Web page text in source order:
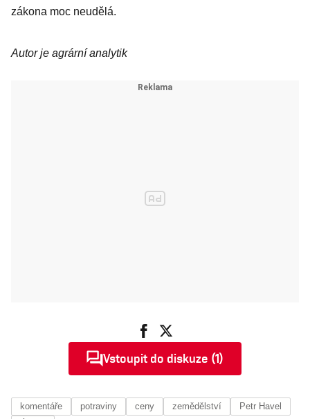
zákona moc neudělá.
Autor je agrární analytik
Vstoupit do diskuze (1)
komentáře potraviny ceny zemědělství
Petr Havel